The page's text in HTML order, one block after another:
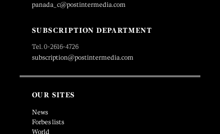
panada_c@postintermedia.com
SUBSCRIPTION DEPARTMENT
Tel. 0-2616-4726
subscription@postintermedia.com
OUR SITES
News
Forbes lists
World